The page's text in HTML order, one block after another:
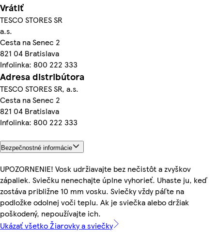
Vrátiť
TESCO STORES SR
a.s.
Cesta na Senec 2
821 04 Bratislava
Infolinka: 800 222 333
Adresa distribútora
TESCO STORES SR, a.s.
Cesta na Senec 2
821 04 Bratislava
Infolinka: 800 222 333
Bezpečnostné informácie
UPOZORNENIE! Vosk udržiavajte bez nečistôt a zvyškov
zápaliek. Sviečku nenechajte úplne vyhorieť. Uhaste ju, keď
zostáva približne 10 mm vosku. Sviečky vždy páľte na
podložke odolnej voči teplu. Ak je sviečka alebo držiak
poškodený, nepoužívajte ich.
Ukázať všetko Žiarovky a sviečky